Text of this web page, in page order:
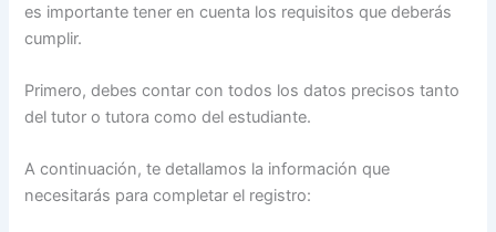
es importante tener en cuenta los requisitos que deberás
cumplir.
Primero, debes contar con todos los datos precisos tanto
del tutor o tutora como del estudiante.
A continuación, te detallamos la información que
necesitarás para completar el registro: